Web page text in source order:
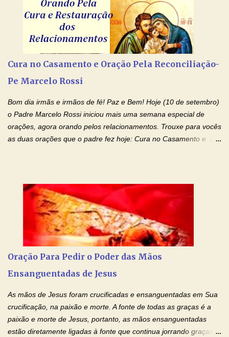
Jesus esteja ao vosso lado, para vos defender, dentro de vós,
para vos conservar; diante de vós, pra vos conduzir; atrás de vós
para vos guardar; acima de vós, para vos abençoar. Ele que vive
e reina pelos séculos dos séculos. Amém! Oração De Cura De
Todas As Doenças Senhor Jesus, suplicamos no poder de Teu
Nome † (sinal da cruz), que está acima de todo Nome, que todos
os padrões de enfermidade física transmitidos em minha linha de
os laços...
Cura no Casamento e Oração Pela Reconciliação-
Pe Marcelo Rossi
Bom dia irmãs e irmãos de fé! Paz e Bem! Hoje (10 de setembro)
o Padre Marcelo Rossi iniciou mais uma semana especial de
orações, agora orando pelos relacionamentos. Trouxe para vocês
as duas orações que o padre fez hoje: Cura no Casamento e a
com o Momento de Fé. Que Deus abençoe e que todo
relacionamento seja fortalecido e curado no amor Ágape de
Jesus. Adriana-Devoção e Fé Mensagem do Padre Marcelo Rossi
em seu Facebook: Amados, iniciamos uma semana para orar
pelos relacionamentos. Diz a Bíblia sagrada: "O amor é paciente,
o amor é prestativo; não é invejoso, não se ostenta, não se incha
de orgulho. Nada faz de inconveniente, não procura o seu próprio
interesse, não se irrita, não guarda rancor. Não se alegra com a
Oração Para Pedir o Poder das Mãos
Ensanguentadas de Jesus
As mãos de Jesus foram crucificadas e ensanguentadas em Sua
crucificação, na paixão e morte. A fonte de todas as graças é a
paixão e morte de Jesus, portanto, as mãos ensanguentadas
estão diretamente ligadas à fonte que continua jorrando graças